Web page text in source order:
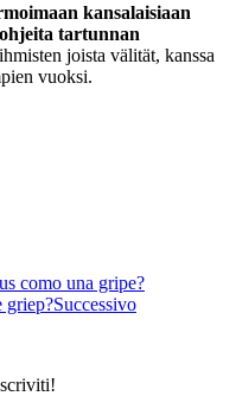
kansalaisiaan
tartunnan
joista välität, kanssa
vuoksi.
como una gripe?
griep?Successivo